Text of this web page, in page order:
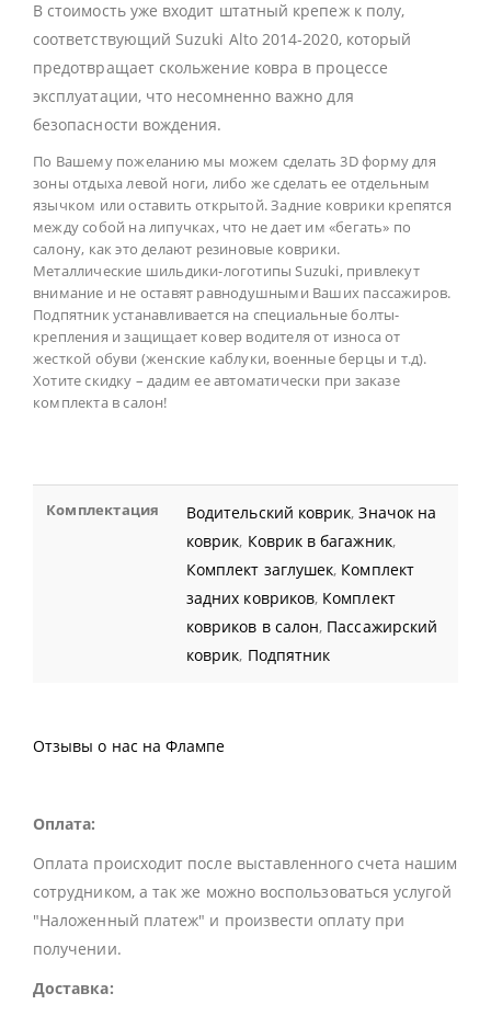
В стоимость уже входит штатный крепеж к полу,
соответствующий Suzuki Alto 2014-2020, который
предотвращает скольжение ковра в процессе
эксплуатации, что несомненно важно для
безопасности вождения.
По Вашему пожеланию мы можем сделать 3D форму для
зоны отдыха левой ноги, либо же сделать ее отдельным
язычком или оставить открытой. Задние коврики крепятся
между собой на липучках, что не дает им «бегать» по
салону, как это делают резиновые коврики.
Металлические шильдики-логотипы Suzuki, привлекут
внимание и не оставят равнодушными Ваших пассажиров.
Подпятник устанавливается на специальные болты-
крепления и защищает ковер водителя от износа от
жесткой обуви (женские каблуки, военные берцы и т.д).
Хотите скидку – дадим ее автоматически при заказе
комплекта в салон!
Комплектация Водительский коврик,Значок на
коврик, Коврик в багажник,
Комплект заглушек, Комплект
задних ковриков, Комплект
ковриков в салон, Пассажирский
коврик, Подпятник
Отзывы о нас на Флампе
Оплата:
Оплата происходит после выставленного счета нашим
сотрудником, а так же можно воспользоваться услугой
"Наложенный платеж" и произвести оплату при
получении.
Доставка: